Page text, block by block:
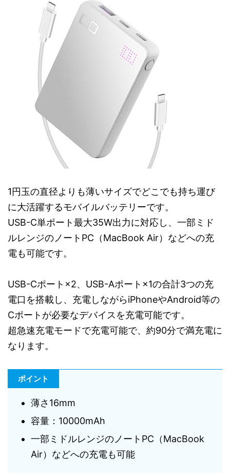
1円玉の直径よりも薄いサイズでどこでも持ち運び
に大活躍するモバイルバッテリーです。
USB-C単ポート最大35W出力に対応し、一部ミド
ルレンジのノートPC（MacBook Air）などへの充
電も可能です。
USB-Cポート×2、USB-Aポート×1の合計3つの充
電口を搭載し、充電しながらiPhoneやAndroid等の
Cポートが必要なデバイスを充電可能です。
超急速充電モードで充電可能で、約90分で満充電に
なります。
ポイント
薄さ16mm
容量：10000mAh
一部ミドルレンジのノートPC（MacBook
Air）などへの充電も可能